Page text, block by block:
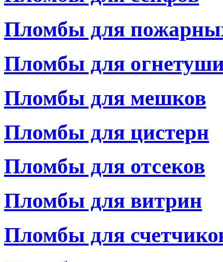
Пломбы для
Пломбы для
Пломбы для мешков
Пломбы для цистерн
Пломбы для отсеков
Пломбы для витрин
Пломбы для